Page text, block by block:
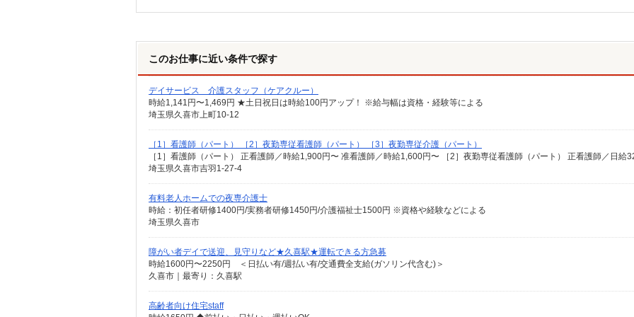
このお仕事に近い条件で探す
デイサービス 介護スタッフ（ケアクルー）
時給1,141円〜1,469円 ★土日祝日は時給100円アップ！ ※給与幅は資格・経験等による
埼玉県久喜市上町10-12
［1］看護師（パート） ［2］夜勤専従看護師（パート） ［3］夜勤専従介護（パート）
埼玉県久喜市吉羽1-27-4
有料老人ホームでの夜専介護士
時給：初任者研修1400円/実務者研修1450円/介護福祉士1500円 ※資格や経験などによる
埼玉県久喜市
障がい者デイで送迎、見守りなど★久喜駅★運転できる方急募
時給1600円〜2250円 ＜日払い有/週払い有/交通費全支給(ガソリン代含む)＞
久喜市｜最寄り：久喜駅
高齢者向け住宅staff